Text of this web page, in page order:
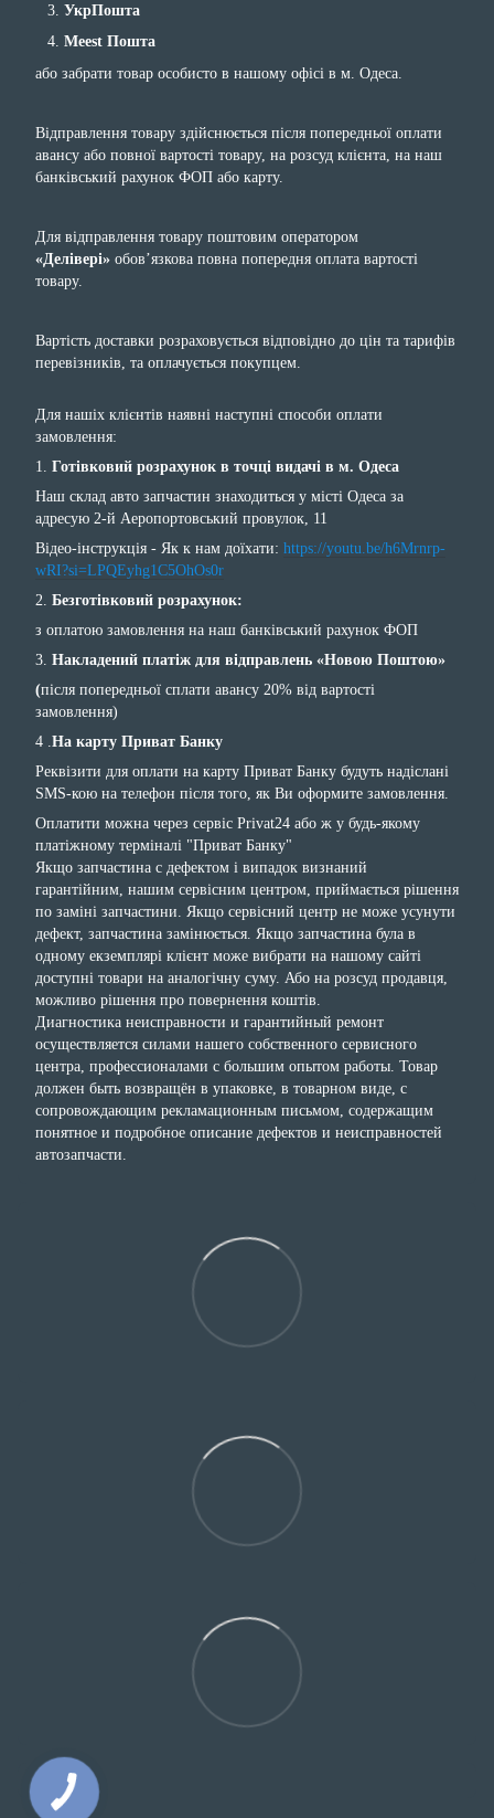
УкрПошта
Meest Пошта
або забрати товар особисто в нашому офісі в м. Одеса.
Відправлення товару здійснюється після попередньої оплати
авансу або повної вартості товару, на розсуд клієнта, на наш
банківський рахунок ФОП або карту.
Для відправлення товару поштовим оператором
«Делівері» обов’язкова повна попередня оплата вартості
товару.
Вартість доставки розраховується відповідно до цін та тарифів
перевізників, та оплачується покупцем.
Для нашіх клієнтів наявні наступні способи оплати
замовлення:
1. Готівковий розрахунок в точці видачі в м. Одеса
Наш склад авто запчастин знаходиться у місті Одеса за
адресую 2-й Аеропортовський провулок, 11
Відео-інструкція - Як к нам доїхати: https://youtu.be/h6Mrnrp-
wRI?si=LPQEyhg1C5OhOs0r
2. Безготівковий розрахунок:
з оплатою замовлення на наш банківський рахунок ФОП
3. Накладений платіж для відправлень «Новою Поштою»
(після попередньої сплати авансу 20% від вартості
замовлення)
4 . На карту Приват Банку
Реквізити для оплати на карту Приват Банку будуть надіслані
SMS-кою на телефон після того, як Ви оформите замовлення.
Оплатити можна через сервіс Privat24 або ж у будь-якому
платіжному терміналі "Приват Банку"
Якщо запчастина с дефектом і випадок визнаний
гарантійним, нашим сервісним центром, приймається рішення
по заміні запчастини. Якщо сервісний центр не може усунути
дефект, запчастина замінюється. Якщо запчастина була в
одному екземплярі клієнт може вибрати на нашому сайті
доступні товари на аналогічну суму. Або на розсуд продавця,
можливо рішення про повернення коштів.
Диагностика неисправности и гарантийный ремонт
осуществляется силами нашего собственного сервисного
центра, профессионалами с большим опытом работы. Товар
должен быть возвращён в упаковке, в товарном виде, с
сопровождающим рекламационным письмом, содержащим
понятное и подробное описание дефектов и неисправностей
автозапчасти.